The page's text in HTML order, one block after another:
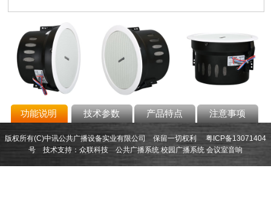
功能说明 技术参数 产品特点 注意事项
版权所有(C)中讯公共广播设备实业有限公司 保留一切权利 粤ICP备13071404
号 技术支持： 众联科技 公共广播系统 校园广播系统 会议室音响